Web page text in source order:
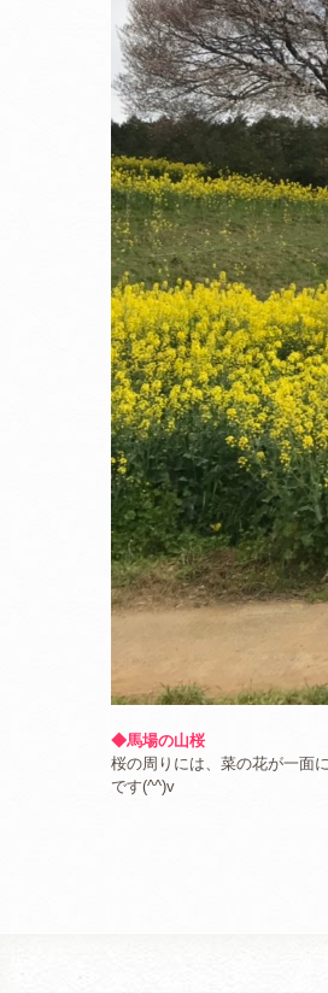
◆馬場の山桜
桜の周りには、菜の花が一面
です(^^)v